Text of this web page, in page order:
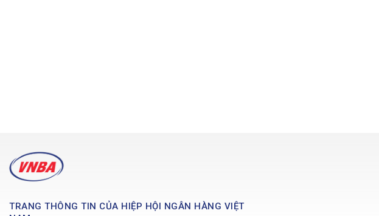
TRANG THÔNG TIN CỦA HIỆP HỘI NGÂN HÀNG VIỆT